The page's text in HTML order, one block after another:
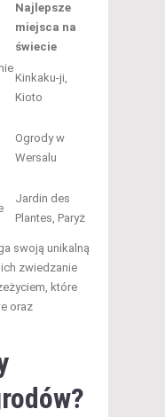
Najlepsze
miejsca na
świecie
Kinkaku-ji,
Kioto
Ogrody w
Wersalu
Jardin des
Plantes, Paryż
swoją unikalną
zwiedzanie
które
oraz